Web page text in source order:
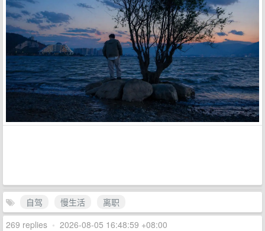
自驾 慢生活
离职
269 replies • 2026-08-05 16:48:59 +08:00